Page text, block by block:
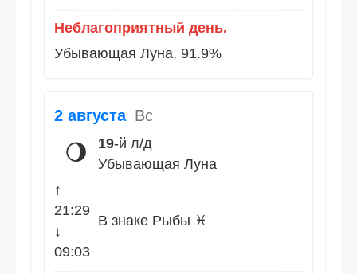
Неблагоприятный день.
Убывающая Луна, 91.9%
2 августа Вс
🌖 19-й л/д
Убывающая Луна
↑
21:29
↓
09:03
В знаке Рыбы ♓